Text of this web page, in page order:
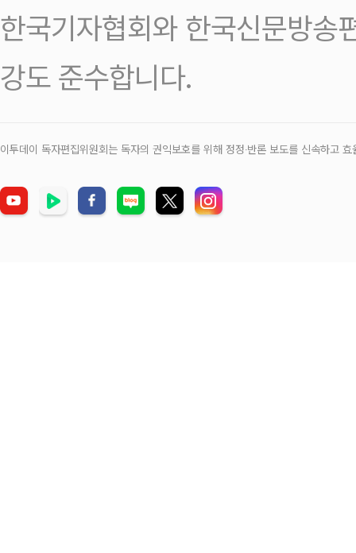
한국기자협회와 한국신문방송
강도 준수합니다.
이투데이 독자편집위원회는 독자의 권익보호를 위해 정정‧반론 보도를 신속하고